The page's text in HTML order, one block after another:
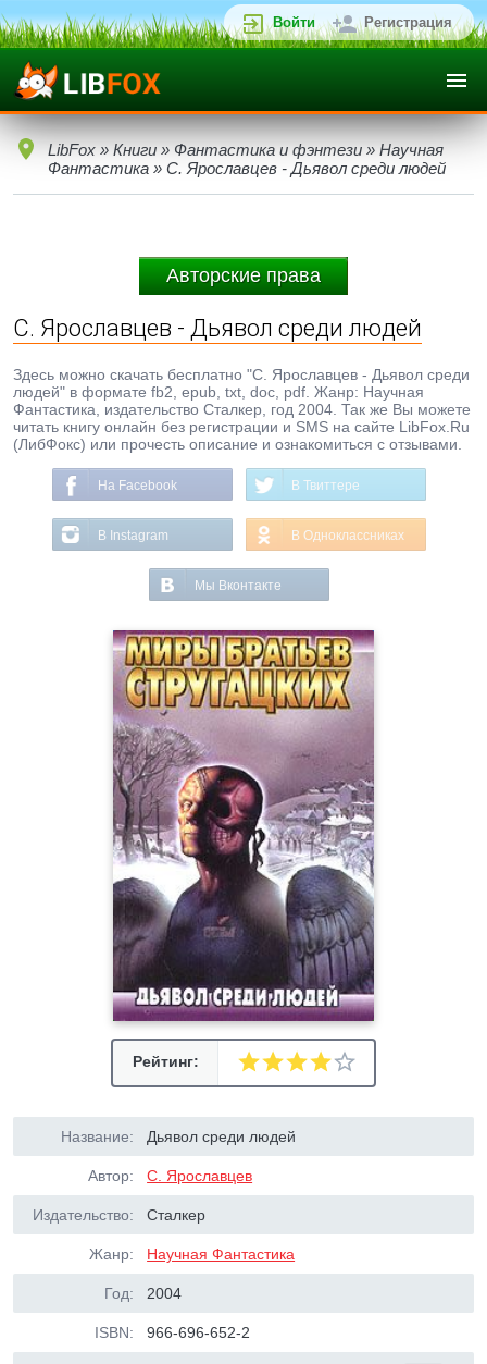
Войти Регистрация
LibFox » Книги » Фантастика и фэнтези » Научная
Фантастика » С. Ярославцев - Дьявол среди людей
Авторские права
С. Ярославцев - Дьявол среди людей
Здесь можно скачать бесплатно "С. Ярославцев - Дьявол среди
людей" в формате fb2, epub, txt, doc, pdf. Жанр: Научная
Фантастика, издательство Сталкер, год 2004. Так же Вы можете
читать книгу онлайн без регистрации и SMS на сайте LibFox.Ru
(ЛибФокс) или прочесть описание и ознакомиться с отзывами.
На Facebook В Твиттере
В Instagram В Одноклассниках
Мы Вконтакте
Рейтинг:
Название: Дьявол среди людей
Автор: С. Ярославцев
Издательство: Сталкер
Жанр: Научная Фантастика
Год: 2004
ISBN: 966-696-652-2